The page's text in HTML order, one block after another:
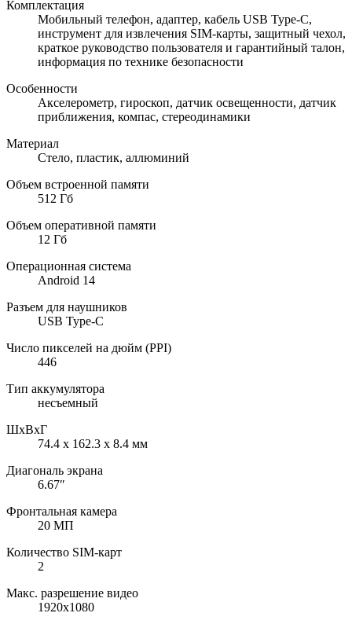
Комплектация
Мобильный телефон, адаптер, кабель USB Type-C,
инструмент для извлечения SIM-карты, защитный чехол,
краткое руководство пользователя и гарантийный талон,
информация по технике безопасности
Особенности
Акселерометр, гироскоп, датчик освещенности, датчик
приближения, компас, стереодинамики
Материал
Стело, пластик, аллюминий
Объем встроенной памяти
512 Гб
Объем оперативной памяти
12 Гб
Операционная система
Android 14
Разъем для наушников
USB Type-C
Число пикселей на дюйм (PPI)
446
Тип аккумулятора
несъемный
ШхВхГ
74.4 x 162.3 x 8.4 мм
Диагональ экрана
6.67″
Фронтальная камера
20 МП
Количество SIM-карт
2
Макс. разрешение видео
1920x1080